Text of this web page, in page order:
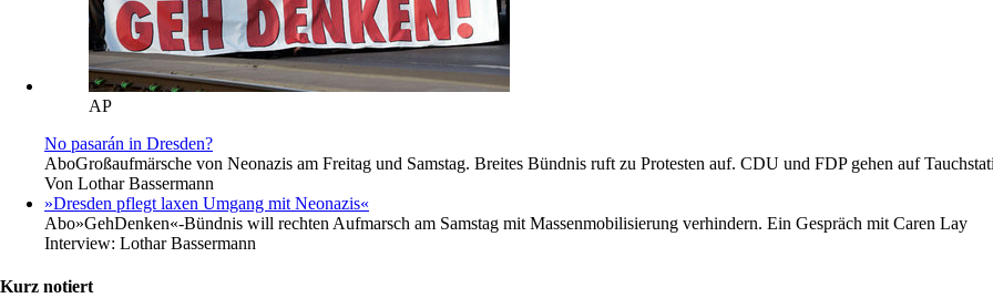
AP
No pasarán in Dresden?
AboGroßaufmärsche von Neonazis am Freitag und Samstag. Breites Bündnis ruft zu Protesten auf. CDU und FDP gehen auf
Von Lothar Bassermann
»Dresden pflegt laxen Umgang mit Neonazis«
Abo»GehDenken«-Bündnis will rechten Aufmarsch am Samstag mit Massenmobilisierung verhindern. Ein Gespräch mit Caren Lay
Interview: Lothar Bassermann
Kurz notiert